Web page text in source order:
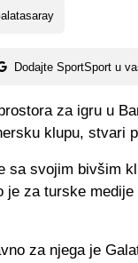
Dodajte SportSport u
za igru u
klupu, stvari
sa svojim bivšim
je za turske
za njega je